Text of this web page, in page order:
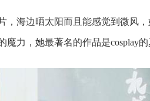
，海边晒太阳而且能感觉到微风
力，她最著名的作品是cosplay的